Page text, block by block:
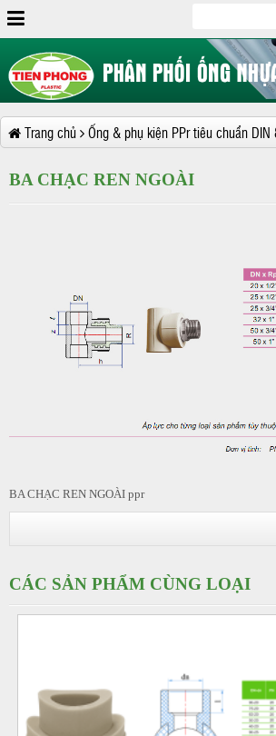
Trang chủ Ống & phụ kiện PPr tiêu chuẩn DIN
BA CHẠC REN NGOÀI
BA CHẠC REN NGOÀI ppr
CÁC SẢN PHẨM CÙNG LOẠI